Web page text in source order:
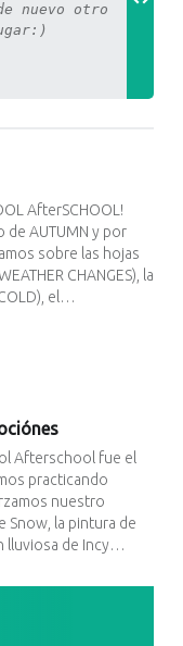
nuevo otro
AfterSCHOOL!
de AUTUMN y por
sobre las hojas
CHANGES), la
el…
Afterschool fue el
practicando
nuestro
Snow, la pintura de
lluviosa de Incy…